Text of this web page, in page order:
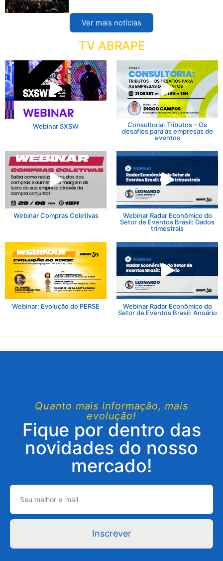
Ver mais notícias
TV ABRAPE
Webinar SXSW
Consultoria: Tributos – Os
desafios para as empresas de
eventos
Webinar Compras Coletivas
Webinar Radar Econômico do
Setor de Eventos Brasil: Dados
trimestrais
Webinar: Evolução do PERSE
Webinar Radar Econômico do
Setor de Eventos Brasil: Anuário
Quanto mais informação, mais
evolução!
Fique por dentro das
novidades do nosso
mercado!
Inscrever